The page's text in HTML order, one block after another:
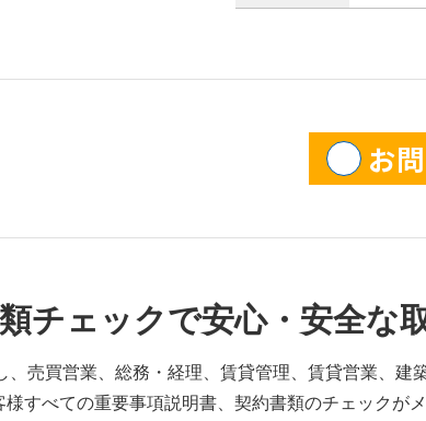
お
チェックで安心・安全な
売買営業、総務・経理、賃貸管理、賃貸営業、建
すべての重要事項説明書、契約書類のチェックが